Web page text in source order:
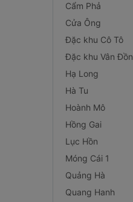
Cẩm Phả
Cửa Ông
Đặc khu Cô Tô
Đặc khu Vân Đồn
Hạ Long
Hà Tu
Hoành Mô
Hồng Gai
Lục Hồn
Móng Cái 1
Quảng Hà
Quang Hanh